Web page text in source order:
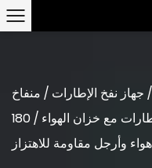
/ جهاز نفخ الإطارات / منفاخ
مع خزان الهواء /180L تعليق ضغط عالي تعديل
وأرجل مقاومة للاهتزاز